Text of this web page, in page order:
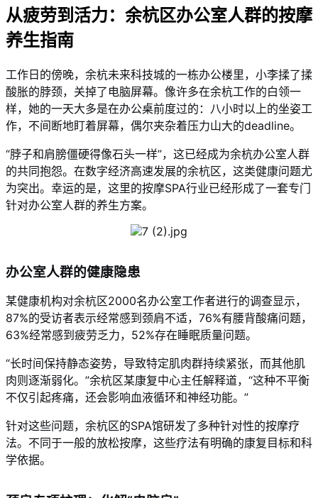
从疲劳到活力：余杭区办公室人群的按摩
养生指南
工作日的傍晚，余杭未来科技城的一栋办公楼里，小李揉了揉
酸胀的脖颈，关掉了电脑屏幕。像许多在余杭工作的白领一
样，她的一天大多是在办公桌前度过的：八小时以上的坐姿工
作，不间断地盯着屏幕，偶尔夹杂着压力山大的deadline。
“脖子和肩膀僵硬得像石头一样”，这已经成为余杭办公室人群
的共同抱怨。在数字经济高速发展的余杭区，这类健康问题尤
为突出。幸运的是，这里的按摩SPA行业已经形成了一套专门
针对办公室人群的养生方案。
办公室人群的健康隐患
某健康机构对余杭区2000名办公室工作者进行的调查显示，
87%的受访者表示经常感到颈肩不适，76%有腰背酸痛问题，
63%经常感到疲劳乏力，52%存在睡眠质量问题。
“长时间保持静态姿势，导致特定肌肉群持续紧张，而其他肌
肉则逐渐弱化。”余杭区某康复中心主任解释道，“这种不平衡
不仅引起疼痛，还会影响血液循环和神经功能。”
针对这些问题，余杭区的SPA馆研发了多种针对性的按摩疗
法。不同于一般的放松按摩，这些疗法有明确的康复目标和科
学依据。